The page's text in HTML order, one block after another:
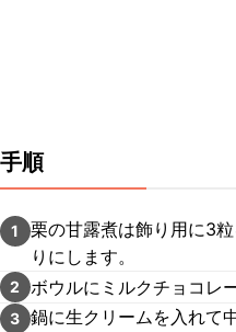
手順
1
栗の甘露煮は飾り用に3
りにします。
2 ボウルにミルクチョコレ
3 鍋に生クリームを入れて